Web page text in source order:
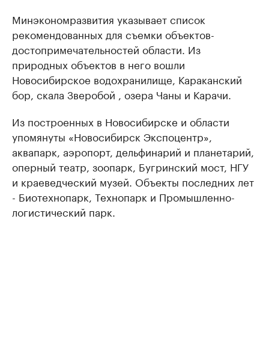
Минэкономразвития указывает список
рекомендованных для съемки объектов-
достопримечательностей области. Из
природных объектов в него вошли
Новосибирское водохранилище, Караканский
бор, скала Зверобой , озера Чаны и Карачи.
Из построенных в Новосибирске и области
упомянуты «Новосибирск Экспоцентр»,
аквапарк, аэропорт, дельфинарий и планетарий,
оперный театр, зоопарк, Бугринский мост, НГУ
и краеведческий музей. Объекты последних лет
- Биотехнопарк, Технопарк и Промышленно-
логистический парк.